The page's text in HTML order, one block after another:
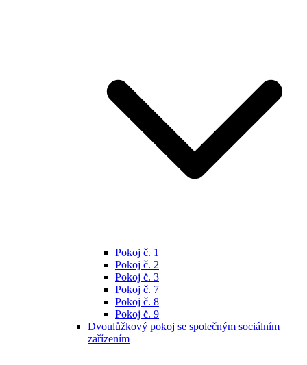
Pokoj č. 1
Pokoj č. 2
Pokoj č. 3
Pokoj č. 7
Pokoj č. 8
Pokoj č. 9
Dvoulůžkový pokoj se společným sociálním
zařízením